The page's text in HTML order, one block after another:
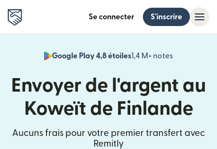
Se connecter S'inscrire
Google Play 4,8 étoiles1,4 M+ notes
Envoyer de l'argent au
Koweït de Finlande
Aucuns frais pour votre premier transfert avec
Remitly